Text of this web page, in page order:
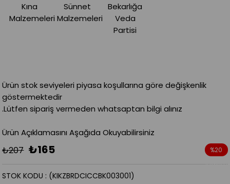
Kına
Malzemeleri
Sünnet
Malzemeleri
Bekarlığa
Veda
Partisi
Ürün stok seviyeleri piyasa koşullarına göre değişkenlik
göstermektedir
.Lütfen sipariş vermeden whatsaptan bilgi alınız
Ürün Açıklamasını Aşağıda Okuyabilirsiniz
₺207 ₺165 %20
İndirim
(KIKZBRDCICCBK003001)
STOK KODU